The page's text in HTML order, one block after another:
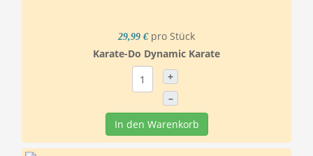
29,99 € pro Stück
Karate-Do Dynamic Karate
+
–
In den Warenkorb